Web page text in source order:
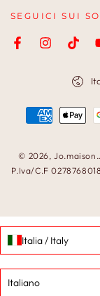
SEGUICI SUI
FacebookInstagram
© 2026,
P.Iva/C.F
Modalità
pagamento
Italia / Italy
Italiano